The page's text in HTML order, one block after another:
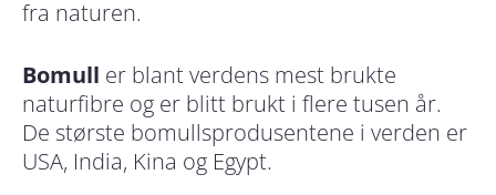
fra naturen.
Bomull er blant verdens mest brukte
naturfibre og er blitt brukt i flere tusen år.
De største bomullsprodusentene i verden er
USA, India, Kina og Egypt.